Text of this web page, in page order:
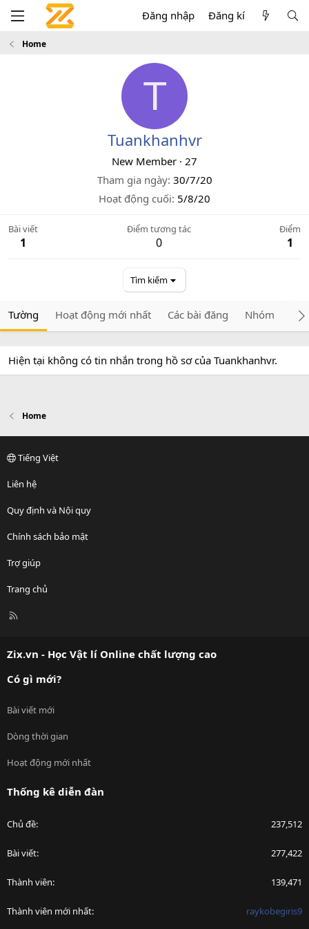
Đăng nhập Đăng kí
Home
T
Tuankhanhvr
New Member · 27
Tham gia ngày 30/7/20
Hoạt động cuối 5/8/20
Bài viết
1
Điểm tương tác
0
Điểm
1
Tìm kiếm
Tường Hoạt động mới nhất Các bài đăng Nhóm
Hiện tại không có tin nhắn trong hồ sơ của Tuankhanhvr.
Home
Tiếng Việt
Liên hệ
Quy định và Nội quy
Chính sách bảo mật
Trợ giúp
Trang chủ
R
Zix.vn - Học Vật lí Online chất lượng cao
Có gì mới?
Bài viết mới
Dòng thời gian
Hoạt động mới nhất
Thống kê diễn đàn
Chủ đề 237,512
Bài viết 277,422
Thành viên 139,471
Thành viên mới nhất raykobegiris9